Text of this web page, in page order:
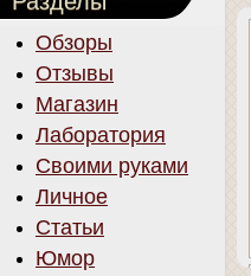
Обзоры
Отзывы
Магазин
Лаборатория
Своими руками
Личное
Статьи
Юмор